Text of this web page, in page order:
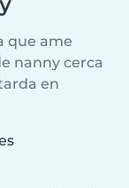
que ame
nanny cerca
en